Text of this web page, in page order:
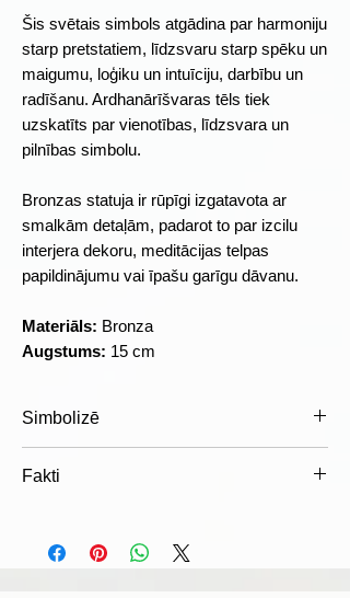
Šis svētais simbols atgādina par harmoniju
starp pretstatiem, līdzsvaru starp spēku un
maigumu, loģiku un intuīciju, darbību un
radīšanu. Ardhanārīšvaras tēls tiek
uzskatīts par vienotības, līdzsvara un
pilnības simbolu.
Bronzas statuja ir rūpīgi izgatavota ar
smalkām detaļām, padarot to par izcilu
interjera dekoru, meditācijas telpas
papildinājumu vai īpašu garīgu dāvanu.
Materiāls: Bronza
Augstums: 15 cm
Simbolizē
Spēks un stabilitāte
Loģika un racionalitāte
Aizsardzība
Fakti
sanskritā nozīmē "Kungs, kura puse